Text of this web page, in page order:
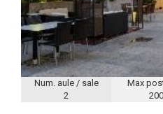
Num. aule / sale
2
Max
200